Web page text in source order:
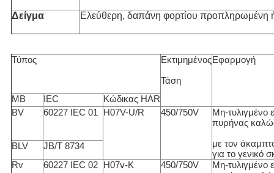
Δείγμα Ελεύθερη, δαπάνη φορτίου προπληρωμένη
Τύπος
Εκτιμημένος
Τάση
Εφαρμογή
ΜΒ IEC
Κώδικας HAR
BV
60227 IEC 01 H07V-U/R 450/750V
Μη-τυλιγμένο
πυρήνας
με τον
για το γενικό
BLV
JB/T 8734
Rv
60227 IEC 02 H07v-Κ 450/750V
Μη-τυλιγμένο